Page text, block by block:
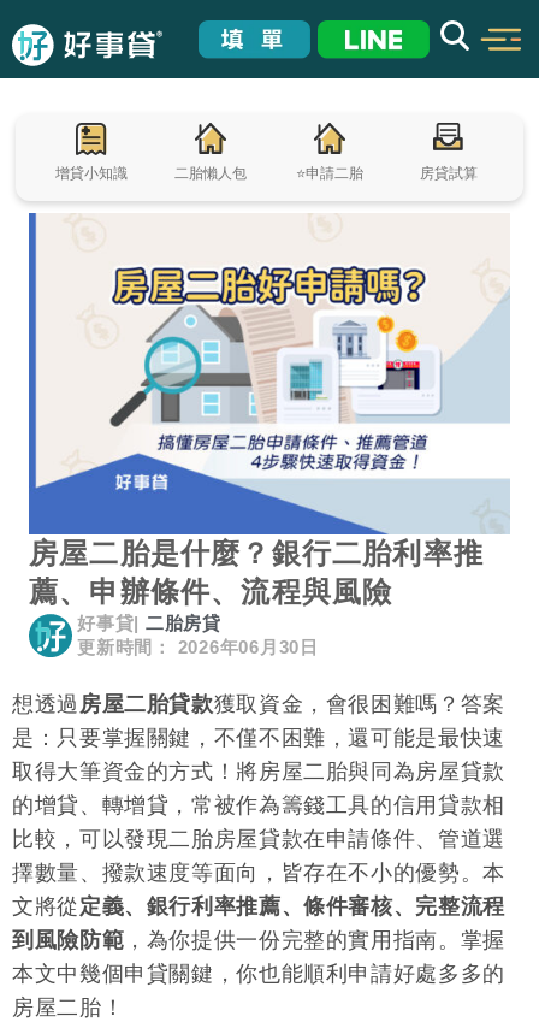
增貸小知識 二胎懶人包 ⭐申請二胎 房貸試算
房屋二胎是什麼？銀行二胎利率推
薦、申辦條件、流程與風險
好事貸 二胎房貸
更新時間： 2026年06月30日
想透過 房屋二胎貸款獲取資金，會很困難嗎？答案
是：只要掌握關鍵，不僅不困難，還可能是最快速
取得大筆資金的方式！將房屋二胎與同為房屋貸款
的增貸、轉增貸，常被作為籌錢工具的信用貸款相
比較，可以發現二胎房屋貸款在申請條件、管道選
擇數量、撥款速度等面向，皆存在不小的優勢。本
文將從定義、銀行利率推薦、條件審核、完整流程
到風險防範 ，為你提供一份完整的實用指南。掌握
本文中幾個申貸關鍵，你也能順利申請好處多多的
房屋二胎！